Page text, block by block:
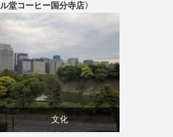
食べ物
ル堂コーヒー国分寺店〉
文化